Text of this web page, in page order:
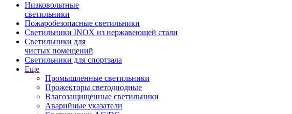
Низковольтные
светильники
Пожаробезопасные светильники
Светильники INOX из нержавеющей стали
Светильники для
чистых помещений
Светильники для спортзала
Еще
Промышленные светильники
Прожекторы светодиодные
Влагозащищенные светильники
Аварийные указатели